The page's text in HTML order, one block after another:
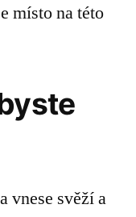
místo na této
vnese svěží a